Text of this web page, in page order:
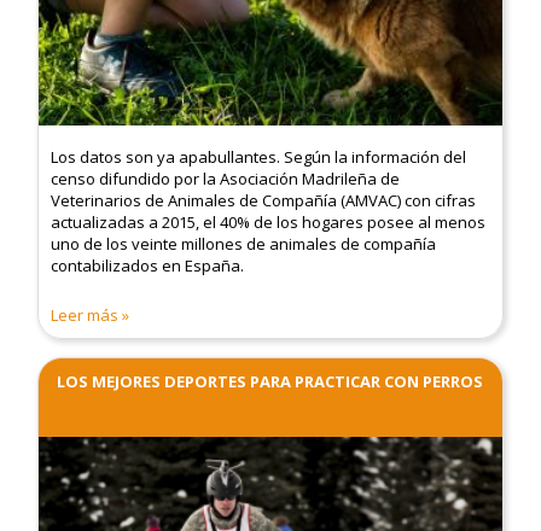
Los datos son ya apabullantes. Según la información del
censo difundido por la Asociación Madrileña de
Veterinarios de Animales de Compañía (AMVAC) con cifras
actualizadas a 2015, el 40% de los hogares posee al menos
uno de los veinte millones de animales de compañía
contabilizados en España.
Leer más
LOS MEJORES DEPORTES PARA PRACTICAR CON PERROS